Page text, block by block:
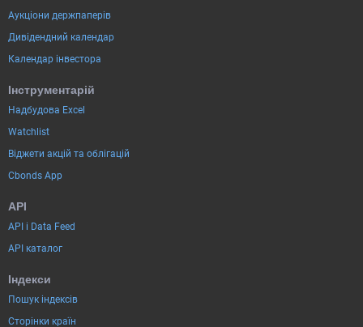
Аукціони держпаперів
Дивідендний календар
Календар інвестора
Інструментарій
Надбудова Excel
Watchlist
Віджети акцій та облігацій
Cbonds App
API
API і Data Feed
API каталог
Індекси
Пошук індексів
Сторінки країн